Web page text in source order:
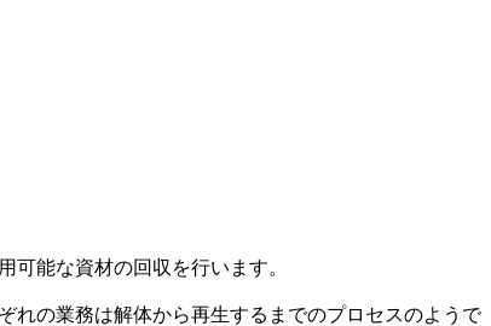
能な資材の回収を行います。
れの業務は解体から再生するまでのプロセスのようで